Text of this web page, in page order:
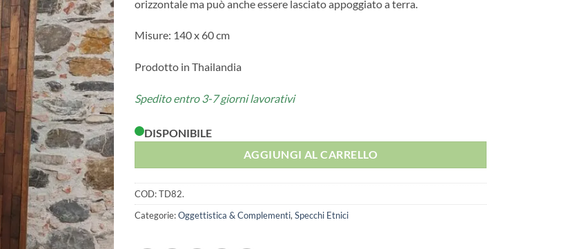
orizzontale ma può anche essere lasciato appoggiato a terra.
Misure: 140 x 60 cm
Prodotto in Thailandia
Spedito entro 3-7 giorni lavorativi
DISPONIBILE
AGGIUNGI AL CARRELLO
COD:TD82.
Categorie:Oggettistica & Complementi, Specchi Etnici